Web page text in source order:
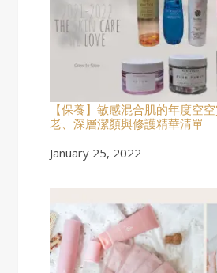
【保養】敏感混合肌的年度空
老、深層潔顏與修護精華清單
Date
January 25, 2022